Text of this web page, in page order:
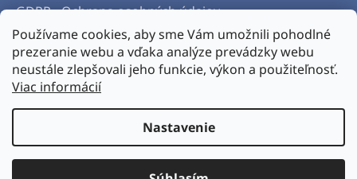
Používame cookies, aby sme Vám umožnili pohodlné
prezeranie webu a vďaka analýze prevádzky webu
neustále zlepšovali jeho funkcie, výkon a použiteľnosť.
Viac informácií
Nastavenie
GDPR - Ochrana osobných údajov
Formulár na odstúpenie od zmluvy
Postup pri vytknutí vady produktu a Reklamačný
protokol
Vytvoril Shoptet& Verteco.sk